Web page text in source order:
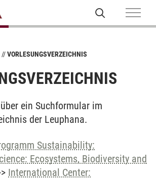
VORLESUNGSVERZEICHNIS
über ein Suchformular im
der Leuphana.
Sustainability:
Ecosystems, Biodiversity and
International Center: